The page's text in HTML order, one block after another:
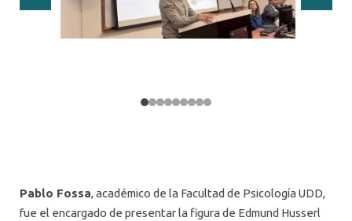
Pablo Fossa, académico de la Facultad de Psicología UDD,
fue el encargado de presentar la figura de Edmund Husserl